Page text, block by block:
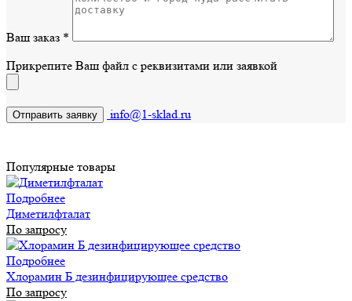
Ваш заказ *
Прикрепите Ваш файл с реквизитами или заявкой
info@1-sklad.ru
Популярные товары
Подробнее
Диметилфталат
По запросу
Подробнее
Хлорамин Б дезинфицирующее средство
По запросу